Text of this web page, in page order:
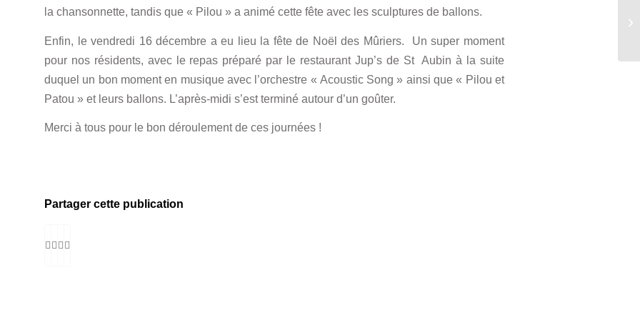
la chansonnette, tandis que « Pilou » a animé cette fête avec les sculptures de ballons.
Enfin, le vendredi 16 décembre a eu lieu la fête de Noël des Mûriers. Un super moment
pour nos résidents, avec le repas préparé par le restaurant Jup’s de St Aubin à la suite
duquel un bon moment en musique avec l’orchestre « Acoustic Song » ainsi que « Pilou et
Patou » et leurs ballons. L’après-midi s’est terminé autour d’un goûter.
Merci à tous pour le bon déroulement de ces journées !
Partager cette publication